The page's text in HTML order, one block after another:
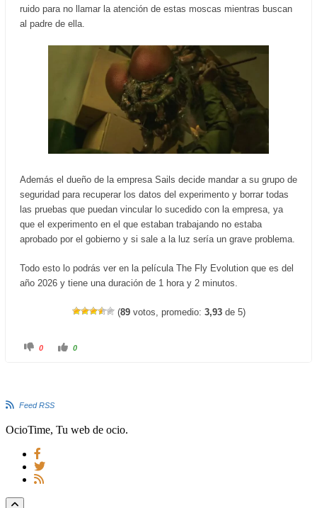
ruido para no llamar la atención de estas moscas mientras buscan
al padre de ella.
Además el dueño de la empresa Sails decide mandar a su grupo de
seguridad para recuperar los datos del experimento y borrar todas
las pruebas que puedan vincular lo sucedido con la empresa, ya
que el experimento en el que estaban trabajando no estaba
aprobado por el gobierno y si sale a la luz sería un grave problema.
Todo esto lo podrás ver en la película The Fly Evolution que es del
año 2026 y tiene una duración de 1 hora y 2 minutos.
(89votos, promedio: 3,93de 5)
C
t
m
s
d
o
w
n
.
0
C
m
0
Feed RSS
OcioTime, Tu web de ocio.